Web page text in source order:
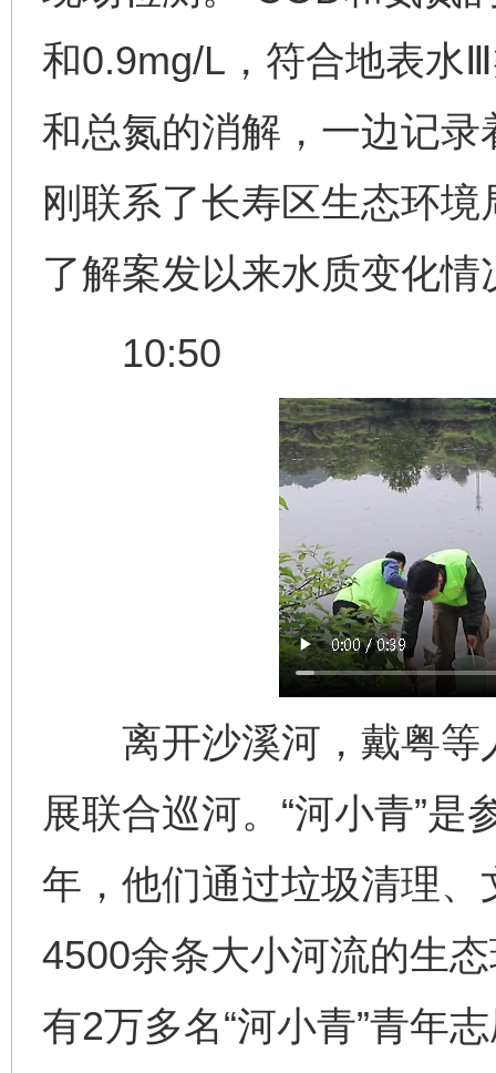
和0.9mg/L，符合地表水
和总氮的消解，一边记录
刚联系了长寿区生态环
了解案发以来水质变化情
10:50
离开沙溪河，戴粤等
展联合巡河。“河小青”
年，他们通过垃圾清理
4500余条大小河流的生
有2万多名“河小青”青年